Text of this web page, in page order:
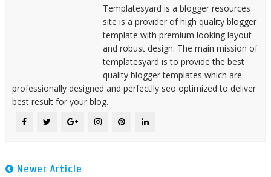
Templatesyard is a blogger resources
site is a provider of high quality blogger
template with premium looking layout
and robust design. The main mission of
templatesyard is to provide the best
quality blogger templates which are
professionally designed and perfectlly seo optimized to deliver
best result for your blog.
Newer Article